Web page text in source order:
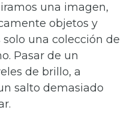
una imagen,
objetos y
solo una colección de
Pasar de un
de brillo, a
salto demasiado